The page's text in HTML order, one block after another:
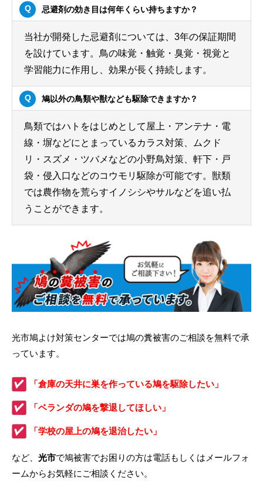
忌避剤の効き目は何年くらい持ちますか？
当社が開発した忌避剤については、3年の保証期間
を設けています。鳥の味覚・触覚・臭覚・視覚と
学習能力に作用し、効果が長く持続します。
鳩以外の鳥類や獣なども駆除できますか？
鳥類ではハトをはじめとして屋上・アンテナ・電
線・塀などにとまっているカラス対策、ムクド
リ・スズメ・ツバメなどの小野鳥対策、軒下・戸
袋・侵入口などのコウモリ駆除が可能です。獣類
では農作物を荒らすイノシシやサルなどを追い払
うことができます。
光市鳩よけ対策センターでは鳩の糞被害のご相談を無料で承
っています。
「倉庫の天井に巣を作っている鳩を駆除したい」
「ベランダの鳩を撃退してほしい」
「学校の屋上の鳩を退治したい」
など、 光市で鳩被害でお困りの方は電話もしくはメールフォ
ームからお気軽にご相談ください。